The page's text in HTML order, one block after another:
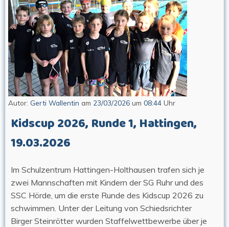
Autor: Gerti Wallentin am 23/03/2026 um 08:44 Uhr
Kidscup 2026, Runde 1, Hattingen,
19.03.2026
Im Schulzentrum Hattingen-Holthausen trafen sich je
zwei Mannschaften mit Kindern der SG Ruhr und des
SSC Hörde, um die erste Runde des Kidscup 2026 zu
schwimmen. Unter der Leitung von Schiedsrichter
Birger Steinrötter wurden Staffelwettbewerbe über je